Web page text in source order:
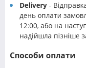
Delivery -
день оплати
12:00, або на
надійшла пізніше
Способи оплати